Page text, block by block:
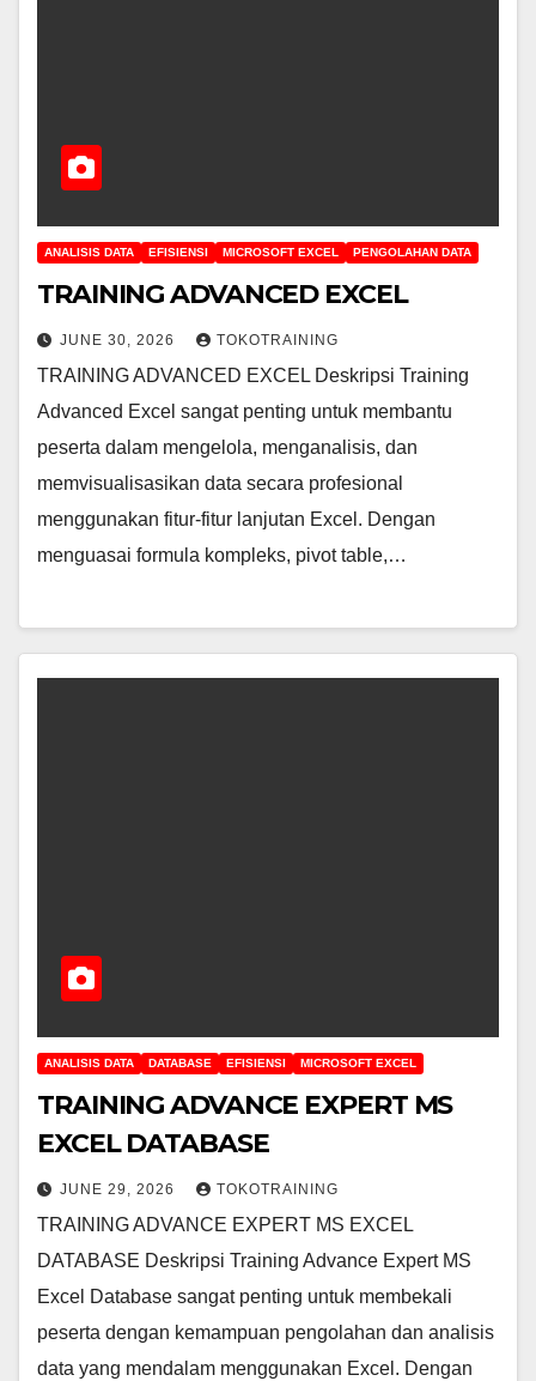
ANALISIS DATA EFISIENSI MICROSOFT EXCEL PENGOLAHAN DATA
TRAINING ADVANCED EXCEL
JUNE 30, 2026 TOKOTRAINING
TRAINING ADVANCED EXCEL Deskripsi Training
Advanced Excel sangat penting untuk membantu
peserta dalam mengelola, menganalisis, dan
memvisualisasikan data secara profesional
menggunakan fitur-fitur lanjutan Excel. Dengan
menguasai formula kompleks, pivot table,…
ANALISIS DATA DATABASE EFISIENSI MICROSOFT EXCEL
TRAINING ADVANCE EXPERT MS
EXCEL DATABASE
JUNE 29, 2026 TOKOTRAINING
TRAINING ADVANCE EXPERT MS EXCEL
DATABASE Deskripsi Training Advance Expert MS
Excel Database sangat penting untuk membekali
peserta dengan kemampuan pengolahan dan analisis
data yang mendalam menggunakan Excel. Dengan